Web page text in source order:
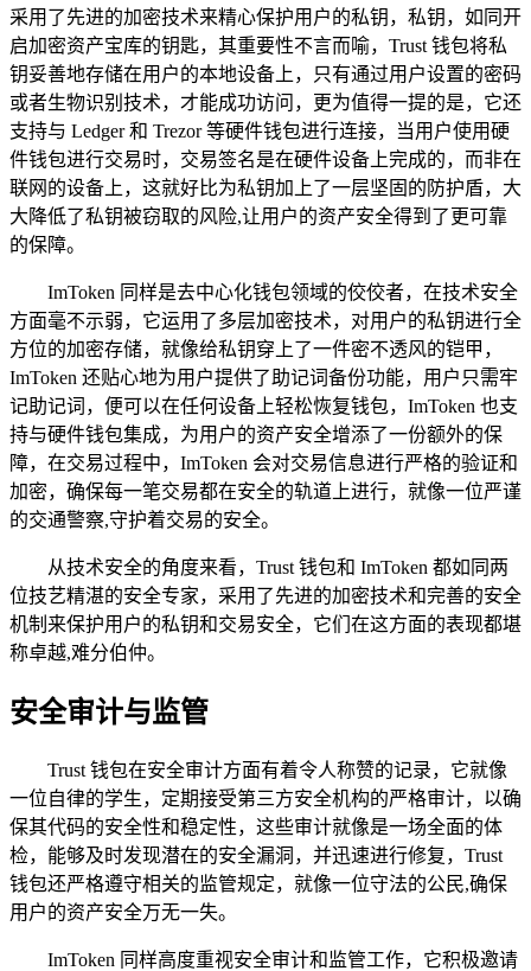
采用了先进的加密技术来精心保护用户的私钥，私钥，如同开
启加密资产宝库的钥匙，其重要性不言而喻，Trust 钱包将私
钥妥善地存储在用户的本地设备上，只有通过用户设置的密码
或者生物识别技术，才能成功访问，更为值得一提的是，它还
支持与 Ledger 和 Trezor 等硬件钱包进行连接，当用户使用硬
件钱包进行交易时，交易签名是在硬件设备上完成的，而非在
联网的设备上，这就好比为私钥加上了一层坚固的防护盾，大
大降低了私钥被窃取的风险,让用户的资产安全得到了更可靠
的保障。
ImToken 同样是去中心化钱包领域的佼佼者，在技术安全
方面毫不示弱，它运用了多层加密技术，对用户的私钥进行全
方位的加密存储，就像给私钥穿上了一件密不透风的铠甲，
ImToken 还贴心地为用户提供了助记词备份功能，用户只需牢
记助记词，便可以在任何设备上轻松恢复钱包，ImToken 也支
持与硬件钱包集成，为用户的资产安全增添了一份额外的保
障，在交易过程中，ImToken 会对交易信息进行严格的验证和
加密，确保每一笔交易都在安全的轨道上进行，就像一位严谨
的交通警察,守护着交易的安全。
从技术安全的角度来看，Trust 钱包和 ImToken 都如同两
位技艺精湛的安全专家，采用了先进的加密技术和完善的安全
机制来保护用户的私钥和交易安全，它们在这方面的表现都堪
称卓越,难分伯仲。
安全审计与监管
Trust 钱包在安全审计方面有着令人称赞的记录，它就像
一位自律的学生，定期接受第三方安全机构的严格审计，以确
保其代码的安全性和稳定性，这些审计就像是一场全面的体
检，能够及时发现潜在的安全漏洞，并迅速进行修复，Trust
钱包还严格遵守相关的监管规定，就像一位守法的公民,确保
用户的资产安全万无一失。
ImToken 同样高度重视安全审计和监管工作，它积极邀请